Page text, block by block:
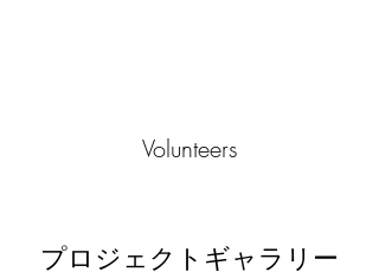
Volunteers
プロジェクトギャラリー